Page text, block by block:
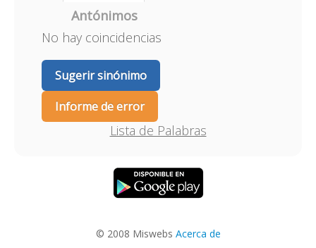
Antónimos
No hay coincidencias
Sugerir sinónimo
Informe de error
Lista de Palabras
© 2008 Miswebs Acerca de